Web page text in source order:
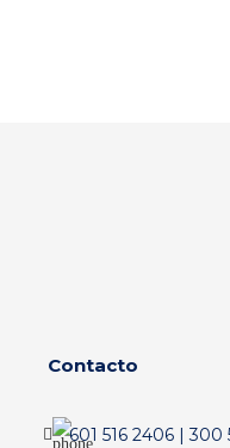
Contacto
601 516 2406 | 300